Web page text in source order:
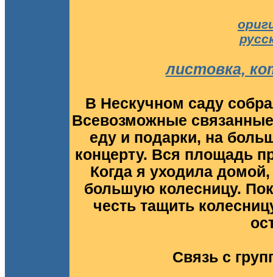
листовка,
В Нескучном саду
Всевозможные
еду и подарки, на
концерту. Вся площадь
Когда я уходила
большую колесницу.
честь тащить
Связь с